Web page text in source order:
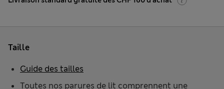
Taille
Toutes nos parures de lit comprennent une
Guide des tailles